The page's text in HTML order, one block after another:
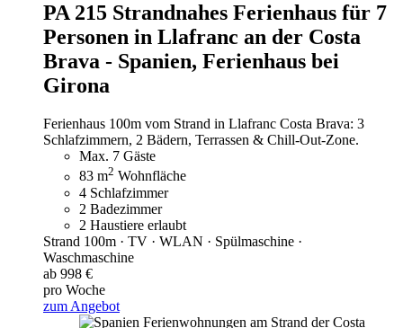
PA 215 Strandnahes Ferienhaus für 7
Personen in Llafranc an der Costa
Brava - Spanien, Ferienhaus bei
Girona
Ferienhaus 100m vom Strand in Llafranc Costa Brava: 3
Schlafzimmern, 2 Bädern, Terrassen & Chill-Out-Zone.
Max. 7 Gäste
83 m2 Wohnfläche
4 Schlafzimmer
2 Badezimmer
2 Haustiere erlaubt
Strand 100m · TV · WLAN · Spülmaschine ·
Waschmaschine
ab 998 €
pro Woche
zum Angebot